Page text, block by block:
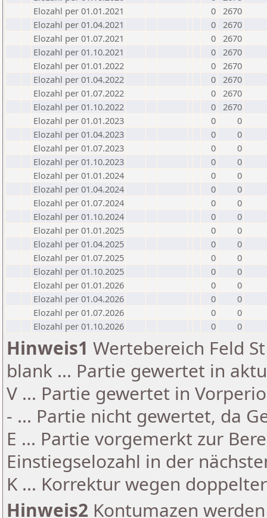
Elozahl per 01.01.2021
0 2670
Elozahl per 01.04.2021
0 2670
Elozahl per 01.07.2021
0 2670
Elozahl per 01.10.2021
0 2670
Elozahl per 01.01.2022
0 2670
Elozahl per 01.04.2022
0 2670
Elozahl per 01.07.2022
0 2670
Elozahl per 01.10.2022
0 2670
Elozahl per 01.01.2023
0
0
Elozahl per 01.04.2023
0
0
Elozahl per 01.07.2023
0
0
Elozahl per 01.10.2023
0
0
Elozahl per 01.01.2024
0
0
Elozahl per 01.04.2024
0
0
Elozahl per 01.07.2024
0
0
Elozahl per 01.10.2024
0
0
Elozahl per 01.01.2025
0
0
Elozahl per 01.04.2025
0
0
Elozahl per 01.07.2025
0
0
Elozahl per 01.10.2025
0
0
Elozahl per 01.01.2026
0
0
Elozahl per 01.04.2026
0
0
Elozahl per 01.07.2026
0
0
Elozahl per 01.10.2026
0 0
Hinweis1 Wertebereich Feld
blank ... Partie gewertet in
V ... Partie gewertet in
- ... Partie nicht gewertet, da
E ... Partie vorgemerkt zur
Einstiegselozahl in der
K ... Korrektur wegen
Hinweis2 Kontumazen